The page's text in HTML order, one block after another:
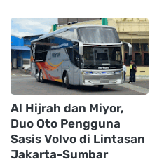
Al Hijrah dan Miyor,
Duo Oto Pengguna
Sasis Volvo di Lintasan
Jakarta-Sumbar